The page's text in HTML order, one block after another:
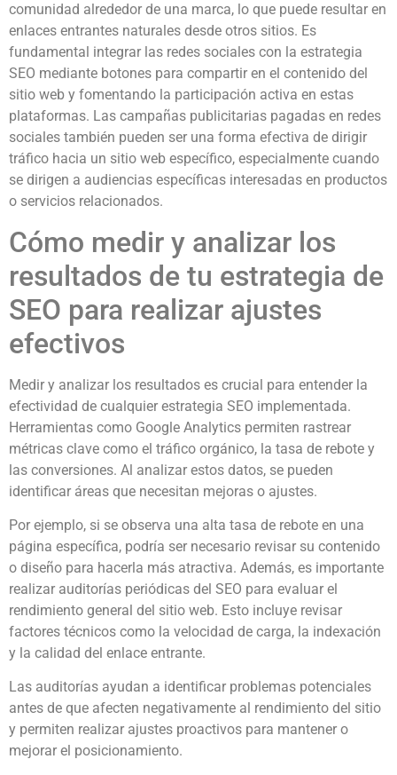
comunidad alrededor de una marca, lo que puede resultar en
enlaces entrantes naturales desde otros sitios. Es
fundamental integrar las redes sociales con la estrategia
SEO mediante botones para compartir en el contenido del
sitio web y fomentando la participación activa en estas
plataformas. Las campañas publicitarias pagadas en redes
sociales también pueden ser una forma efectiva de dirigir
tráfico hacia un sitio web específico, especialmente cuando
se dirigen a audiencias específicas interesadas en productos
o servicios relacionados.
Cómo medir y analizar los
resultados de tu estrategia de
SEO para realizar ajustes
efectivos
Medir y analizar los resultados es crucial para entender la
efectividad de cualquier estrategia SEO implementada.
Herramientas como Google Analytics permiten rastrear
métricas clave como el tráfico orgánico, la tasa de rebote y
las conversiones. Al analizar estos datos, se pueden
identificar áreas que necesitan mejoras o ajustes.
Por ejemplo, si se observa una alta tasa de rebote en una
página específica, podría ser necesario revisar su contenido
o diseño para hacerla más atractiva. Además, es importante
realizar auditorías periódicas del SEO para evaluar el
rendimiento general del sitio web. Esto incluye revisar
factores técnicos como la velocidad de carga, la indexación
y la calidad del enlace entrante.
Las auditorías ayudan a identificar problemas potenciales
antes de que afecten negativamente al rendimiento del sitio
y permiten realizar ajustes proactivos para mantener o
mejorar el posicionamiento.